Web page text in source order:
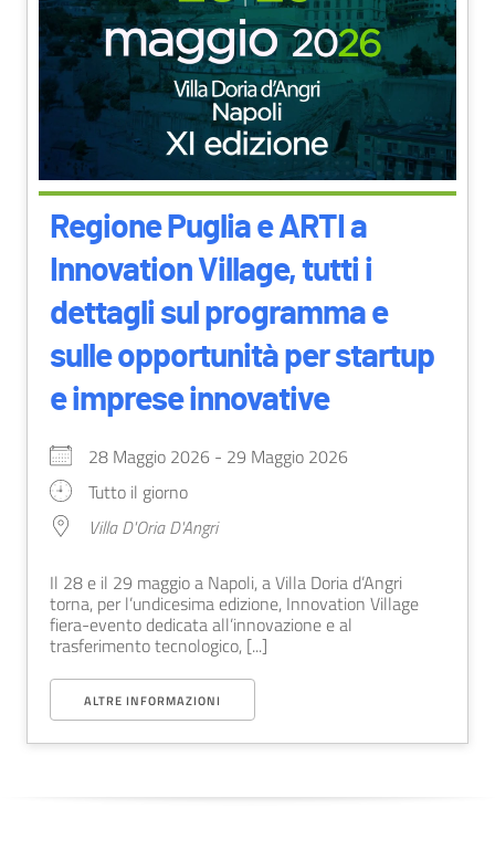
Regione Puglia e ARTI a
Innovation Village, tutti i
dettagli sul programma e
sulle opportunità per startup
e imprese innovative
28 Maggio 2026 - 29 Maggio 2026
Tutto il giorno
Villa D'Oria D'Angri
Il 28 e il 29 maggio a Napoli, a Villa Doria d’Angri
torna, per l’undicesima edizione, Innovation Village
fiera-evento dedicata all’innovazione e al
trasferimento tecnologico, [...]
ALTRE INFORMAZIONI